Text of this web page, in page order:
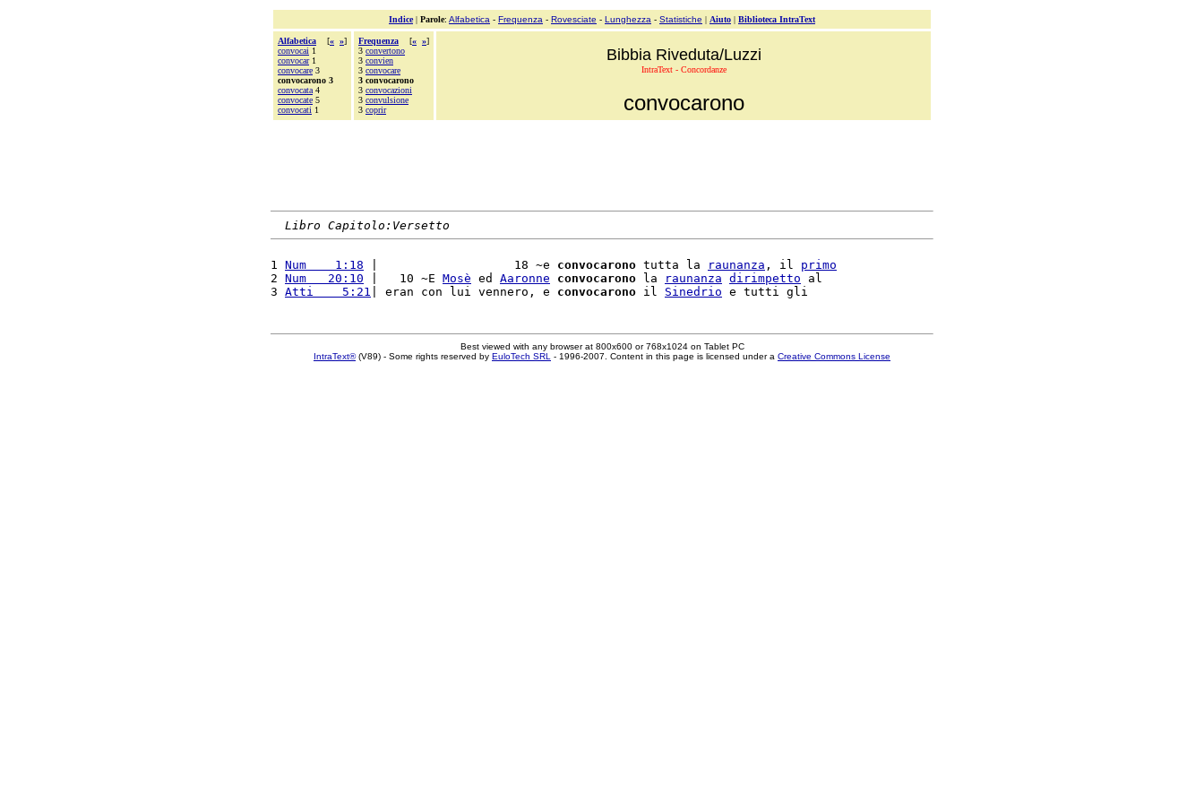
Indice| Parole: Alfabetica - Frequenza - Rovesciate - Lunghezza - Statistiche | Aiuto | Biblioteca IntraText
Alfabetica [« »]
convocai 1
convocar1
convocare 3
convocarono 3
convocata 4
convocate 5
convocati 1
Frequenza [« »]
3 convertono
3 convien
3 convocare
3 convocarono
3 convocazioni
3 convulsione
3 coprir
Bibbia Riveduta/Luzzi
IntraText - Concordanze
convocarono
Libro Capitolo:Versetto
1 Num    1:18 |                   18 ~e convocarono tutta la raunanza , il primo
2 Num   20:10 |   10 ~E Mosè ed Aaronne convocarono la raunanza dirimpetto al
3 Atti    5:21 | eran con lui vennero, e convocarono il Sinedrio
Best viewed with any browser at 800x600 or 768x1024 on Tablet PC
IntraText®(V89) - Some rights reserved by EuloTech SRL - 1996-2007. Content in this page is licensed under a Creative Commons License